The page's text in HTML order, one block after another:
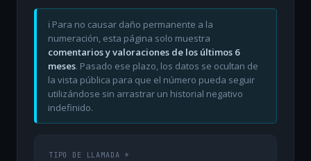
ℹ️ Para no causar daño permanente a la
numeración, esta página solo muestra
comentarios y valoraciones de los últimos 6
meses. Pasado ese plazo, los datos se ocultan de
la vista pública para que el número pueda seguir
utilizándose sin arrastrar un historial negativo
indefinido.
TIPO DE LLAMADA *